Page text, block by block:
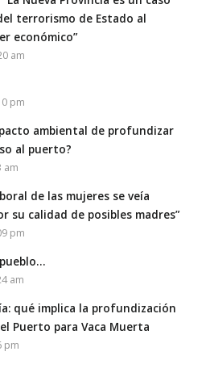
terrorismo de Estado al
económico”
am
pm
ambiental de profundizar
al puerto?
am
de las mujeres se veía
su calidad de posibles madres”
pm
am
qué implica la profundización
Puerto para Vaca Muerta
pm